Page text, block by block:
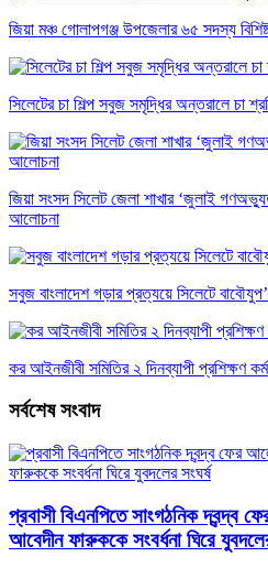
জিয়া মঞ্চ গোলাপগঞ্জ উপজেলার ৬৫ সদস্য
সিলেটের চা শিল্প সবুজ সমৃদ্ধির অন্তরালে চা
জিয়া সংসদ সিলেট জেলা শাখার ‘জুলাই
আলোচনা
সবুজ বাংলাদেশ গড়ার প্রত্যয়ে সিলেটে
কর আইনজীবী সমিতির ২ দিনব্যাপী প্রশিক্ষণ
সর্বশেষ সংবাদ
প্রবাসী বিএনপিতে সাংগঠনিক দ্বন্দ্ব
আবেদীন ফারুককে সংবর্ধনা ঘিরে